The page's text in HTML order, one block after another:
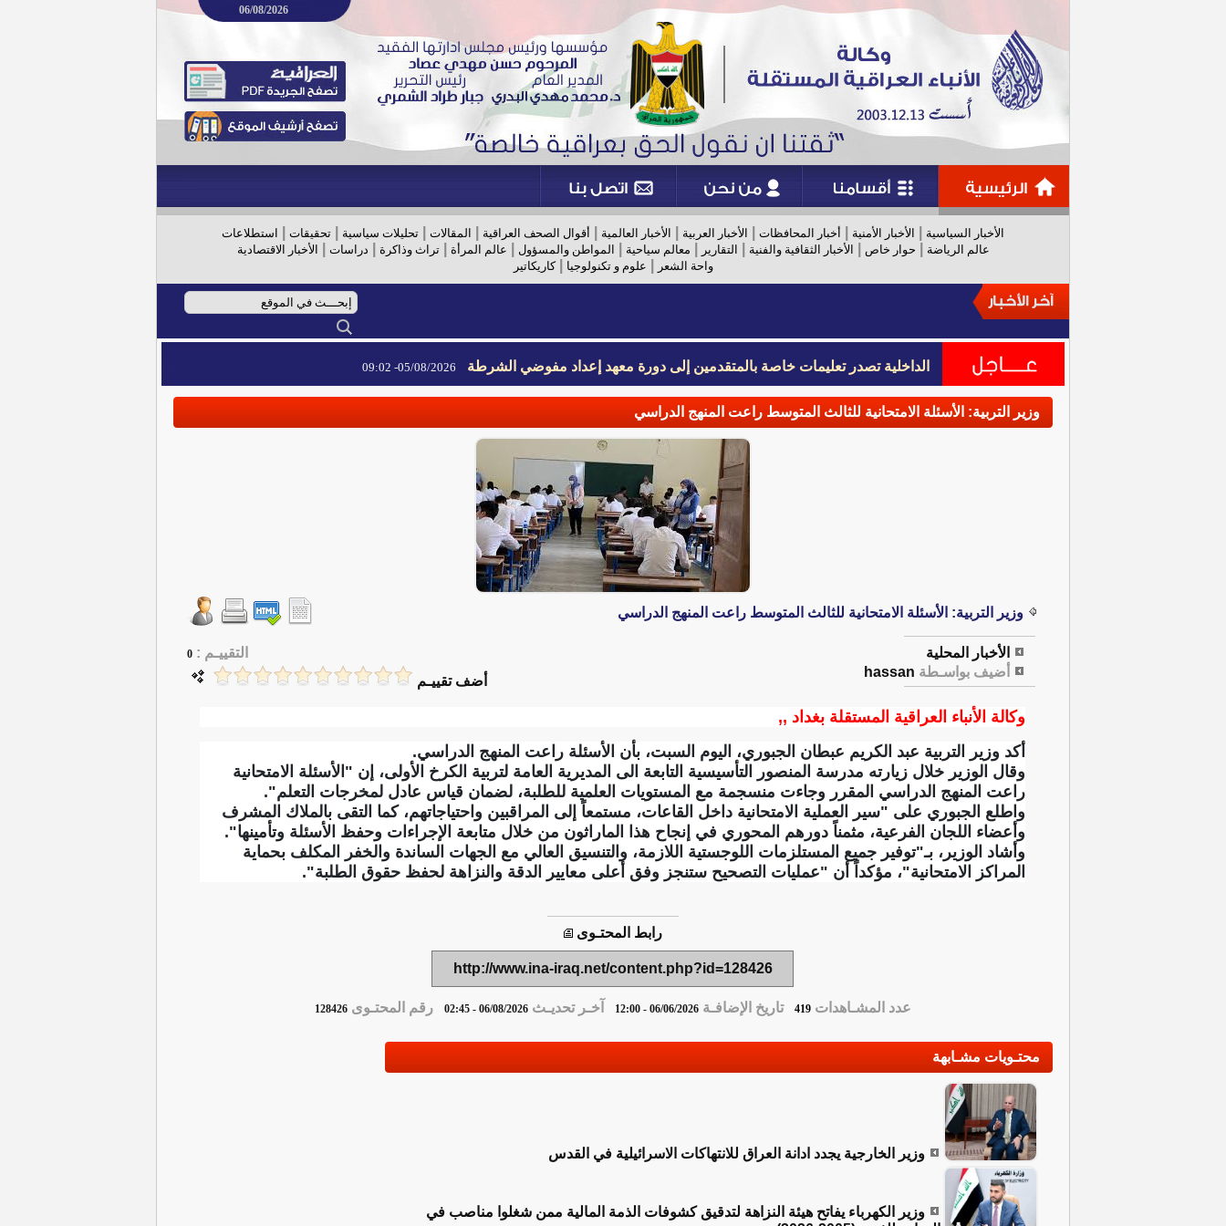
06/08/2026
الأخبار السياسية الأخبار الأمنية أخبار المحافظات الأخبار العربية الأخبار العالمية أقوال الصحف العراقية المقالات تحليلات سياسية تحقيقات
استطلاعات
عالم الرياضة
حوار خاص الأخبار الثقافية والفنية التقارير معالم سياحية المواطن والمسؤول عالم المرأة |تراث وذاكرة دراسات
الأخبار الاقتصادية
واحة الشعر
علوم و تكنولوجيا |كاريكاتير
الداخلية تصدر تعليمات خاصة بالمتقدمين إلى دورة معهد إعداد مفوضي الشرطة 05/08/2026- 09:02
الداخلية تصدر تعليمات خاصة بالمتقدمين إلى دورة معهد إعداد مفوضي الشرطة 05/08/2026- 09:02
وزير التربية: الأسئلة الامتحانية للثالث المتوسط راعت المنهج الدراسي
وزير التربية: الأسئلة الامتحانية للثالث المتوسط راعت المنهج الدراسي
الأخبار المحلية التقييـم : 0
أضيف بواسـطة hassan
أضف تقييـم
وكالة الأنباء العراقية المستقلة بغداد ,,
أكد وزير التربية عبد الكريم عبطان الجبوري، اليوم السبت، بأن الأسئلة راعت المنهج الدراسي.
وقال الوزير خلال زيارته مدرسة المنصور التأسيسية التابعة الى المديرية العامة لتربية الكرخ الأولى، إن "الأسئلة الامتحانية
راعت المنهج الدراسي المقرر وجاءت منسجمة مع المستويات العلمية للطلبة، لضمان قياس عادل لمخرجات التعلم".
واطلع الجبوري على "سير العملية الامتحانية داخل القاعات، مستمعاً إلى المراقبين واحتياجاتهم، كما التقى بالملاك المشرف
وأعضاء اللجان الفرعية، مثمناً دورهم المحوري في إنجاح هذا الماراثون من خلال متابعة الإجراءات وحفظ الأسئلة وتأمينها".
وأشاد الوزير، بـ"توفير جميع المستلزمات اللوجستية اللازمة، والتنسيق العالي مع الجهات الساندة والخفر المكلف بحماية
المراكز الامتحانية"، مؤكداً أن "عمليات التصحيح ستنجز وفق أعلى معايير الدقة والنزاهة لحفظ حقوق الطلبة".
رابط المحتـوى
http://www.ina-iraq.net/content.php?id=128426
عدد المشـاهدات419 تاريخ الإضافـة06/06/2026 - 12:00 آخـر تحديـث06/08/2026 - 02:45 رقم المحتـوى128426
محتـويات مشـابهة
وزير الخارجية يجدد ادانة العراق للانتهاكات الاسرائيلية في القدس
وزير الكهرباء يفاتح هيئة النزاهة لتدقيق كشوفات الذمة المالية ممن شغلوا مناصب في